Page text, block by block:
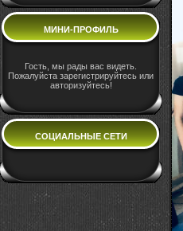
МИНИ-ПРОФИЛЬ
Гость, мы рады вас видеть.
Пожалуйста зарегистрируйтесь или
авторизуйтесь!
СОЦИАЛЬНЫЕ СЕТИ